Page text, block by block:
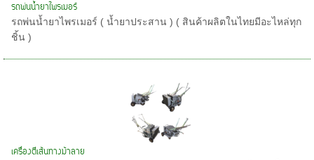
รถพ่นน้ำยาไพรเมอร์
รถพ่นน้ำยาไพรเมอร์ ( น้ำยาประสาน ) ( สินค้าผลิตในไทยมีอะไหล่ทุก
ชิ้น )
เครื่องตีเส้นทางม้าลาย